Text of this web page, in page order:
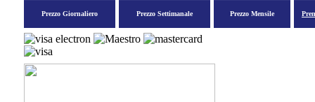
Prezzo Giornaliero Prezzo Settimanale Prezzo Mensile